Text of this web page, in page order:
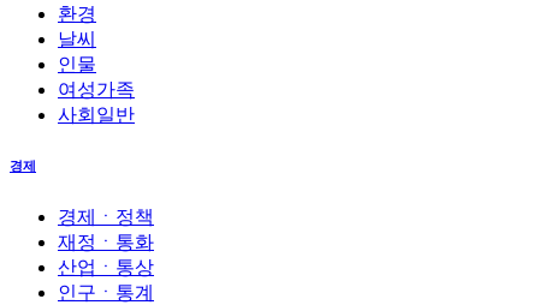
환경
날씨
인물
여성가족
사회일반
경제
경제ㆍ정책
재정ㆍ통화
산업ㆍ통상
인구ㆍ통계